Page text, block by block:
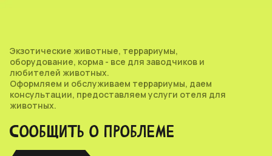
Экзотические животные, террариумы,
оборудование, корма - все для заводчиков и
любителей животных.
Оформляем и обслуживаем террариумы, даем
консультации, предоставляем услуги отеля для
животных.
СООБЩИТЬ О ПРОБЛЕМЕ